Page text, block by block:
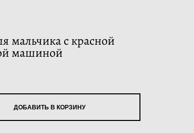
мальчика с красной
машиной
ДОБАВИТЬ В КОРЗИНУ